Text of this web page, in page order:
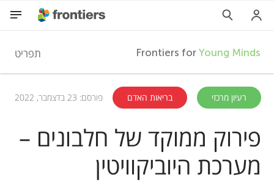
F
r
o
n
Frontiers forYoung Minds תפריט
HE
השתתפות
רעיון מרכזי בריאות האדם פורסם: 23 בדצמבר, 2022
פירוק ממוקד של חלבונים –
מערכת היוביקוויטין